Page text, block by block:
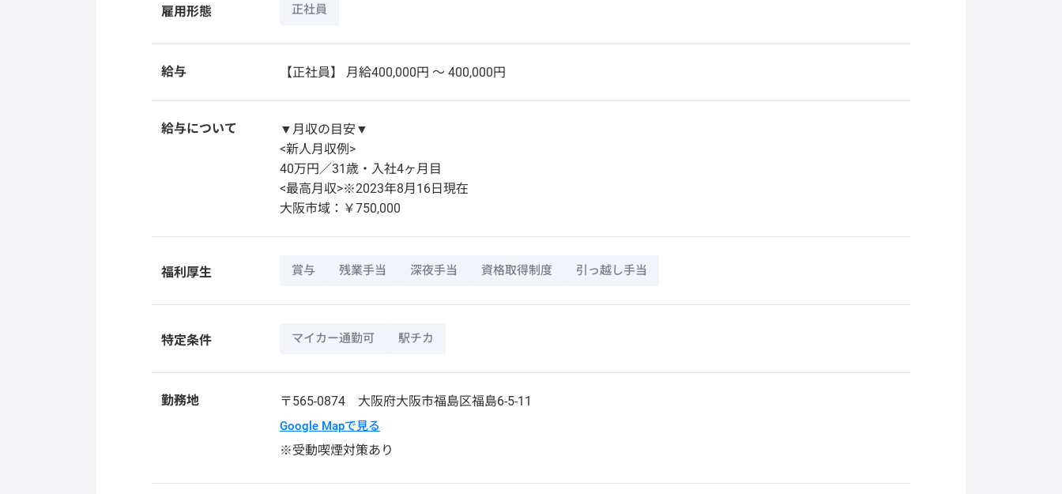
雇用形態 正社員
給与 【正社員】 月給400,000円 〜 400,000円
給与について
▼月収の目安▼
<新人月収例>
40万円／31歳・入社4ヶ月目
<最高月収>※2023年8月16日現在
大阪市域：￥750,000
福利厚生 賞与 残業手当 深夜手当 資格取得制度 引っ越し手当
特定条件 マイカー通勤可 駅チカ
勤務地 〒565-0874 大阪府大阪市福島区福島6-5-11
Google Mapで見る
※受動喫煙対策あり